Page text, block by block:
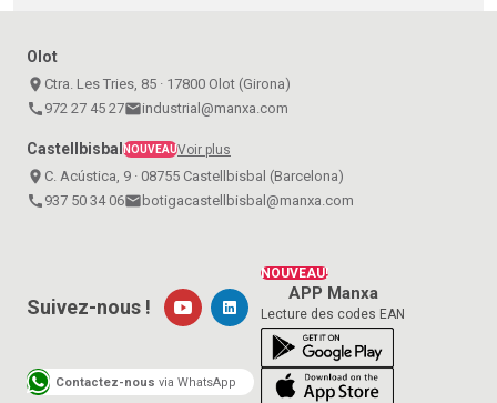
Olot
place Ctra. Les Tries, 85 · 17800 Olot (Girona)
call 972 27 45 27emailindustrial@manxa.com
Castellbisbal NOUVEAUVoir plus
place C. Acústica, 9 · 08755 Castellbisbal (Barcelona)
call 937 50 34 06email botigacastellbisbal@manxa.com
NOUVEAU!
APP Manxa
Lecture des codes EAN
Suivez-nous !
Contactez-nous via WhatsApp